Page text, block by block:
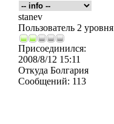
stanev
Пользователь 2 уровня
Присоединился:
2008/8/12 15:11
Откуда Болгария
Сообщений: 113